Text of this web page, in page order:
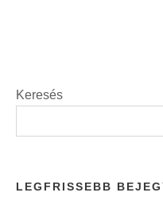
Keresés
LEGFRISSEBB